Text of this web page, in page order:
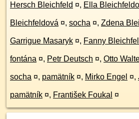
Hersch Bleichfeld ¤, Ella
Bleichfeldová ¤, socha ¤, Zdena
Garrigue Masaryk ¤, Fanny
fontána ¤, Petr Deutsch ¤, Otto
socha ¤, pamätník ¤, Mirko Engel ¤,
pamätník ¤, František Foukal ¤